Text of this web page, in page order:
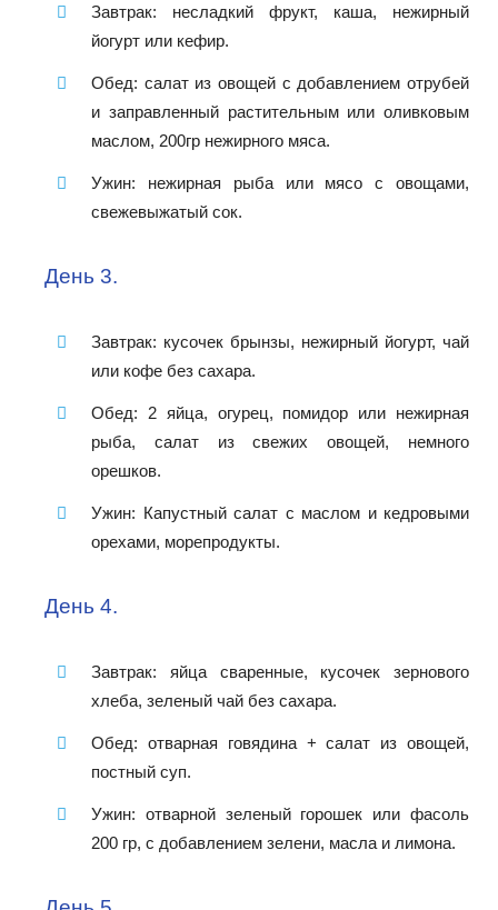
Завтрак: несладкий фрукт, каша, нежирный
йогурт или кефир.
Обед: салат из овощей с добавлением отрубей
и заправленный растительным или оливковым
маслом, 200гр нежирного мяса.
Ужин: нежирная рыба или мясо с овощами,
свежевыжатый сок.
День 3.
Завтрак: кусочек брынзы, нежирный йогурт, чай
или кофе без сахара.
Обед: 2 яйца, огурец, помидор или нежирная
рыба, салат из свежих овощей, немного
орешков.
Ужин: Капустный салат с маслом и кедровыми
орехами, морепродукты.
День 4.
Завтрак: яйца сваренные, кусочек зернового
хлеба, зеленый чай без сахара.
Обед: отварная говядина + салат из овощей,
постный суп.
Ужин: отварной зеленый горошек или фасоль
200 гр, с добавлением зелени, масла и лимона.